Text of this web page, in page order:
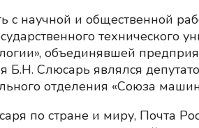
с научной и общественной
технического
объединявшей
Слюсарь являлся
отделения «Союза
по стране и миру, Почта